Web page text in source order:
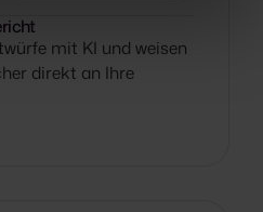
mit KI und weisen
direkt an Ihre